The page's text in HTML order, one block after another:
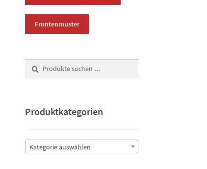
Frontenmuster
nach:
Produktkategorien
Kategorie auswählen